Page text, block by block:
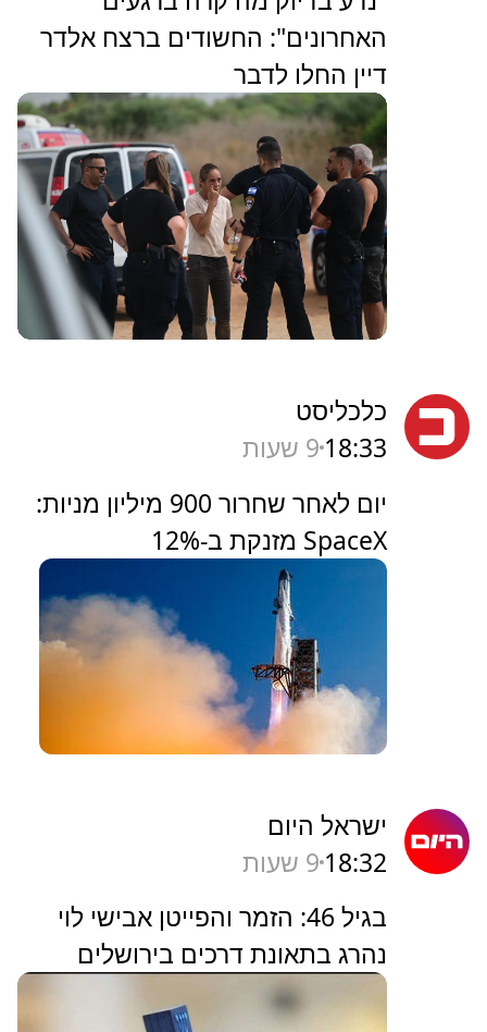
האחרונים": החשודים ברצח אלדר
דיין החלו לדבר
כלכליסט
18:33 9 שעות
יום לאחר שחרור 900 מיליון מניות:
SpaceX מזנקת ב-12%
ישראל היום
18:32 9 שעות
בגיל 46: הזמר והפייטן אבישי לוי
נהרג בתאונת דרכים בירושלים